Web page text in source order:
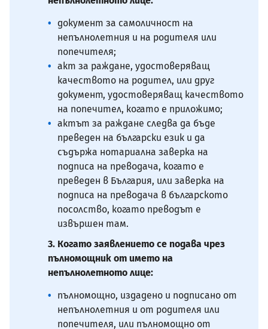
документ за самоличност на
непълнолетния и на родителя или
попечителя;
акт за раждане, удостоверяващ
качеството на родител, или друг
документ, удостоверяващ качеството
на попечител, когато е приложимо;
актът за раждане следва да бъде
преведен на български език и да
съдържа нотариална заверка на
подписа на преводача, когато е
преведен в България, или заверка на
подписа на преводача в българското
посолство, когато преводът е
извършен там.
3. Когато заявлението се подава чрез
пълномощник от името на
непълнолетното лице:
пълномощно, издадено и подписано от
непълнолетния и от родителя или
попечителя, или пълномощно от